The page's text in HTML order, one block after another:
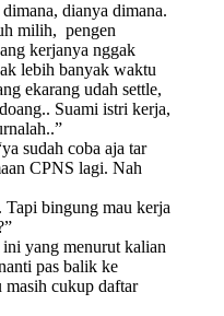
dianya dimana.
milih, pengen
kerjanya nggak
lebih banyak waktu
ekarang udah settle,
Suami istri kerja,
sudah coba aja tar
CPNS lagi. Nah
Tapi bingung mau kerja
yang menurut kalian
pas balik ke
masih cukup daftar